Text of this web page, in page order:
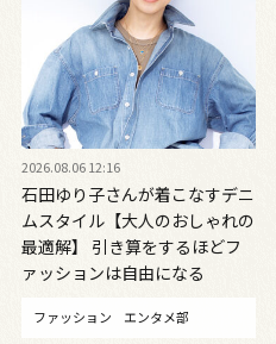
2026.08.06 12:16
石田ゆり子さんが着こなすデニ
ムスタイル【大人のおしゃれの
最適解】 引き算をするほどフ
ァッションは自由になる
ファッション エンタメ部